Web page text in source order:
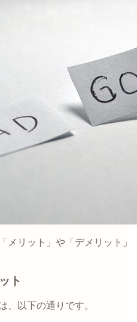
メリット」や「デメリット」
ト
、以下の通りです。